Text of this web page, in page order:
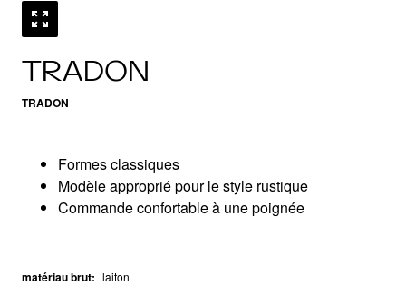
TRADON
TRADON
Formes classiques
Modèle approprié pour le style rustique
Commande confortable à une poignée
matériau brut: laiton